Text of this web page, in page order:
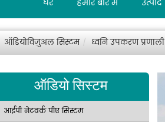
ऑडियोविज़ुअल सिस्टम ध्वनि उपकरण प्रणाली
ऑडियो सिस्टम
आईपी नेटवर्क पीए सिस्टम